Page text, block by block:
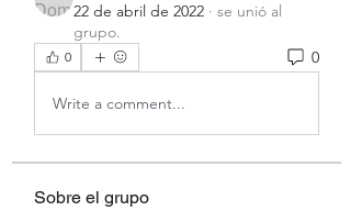
22 de abril de 2022 · se unió al
grupo.
0 0
Write a comment...
Sobre el grupo